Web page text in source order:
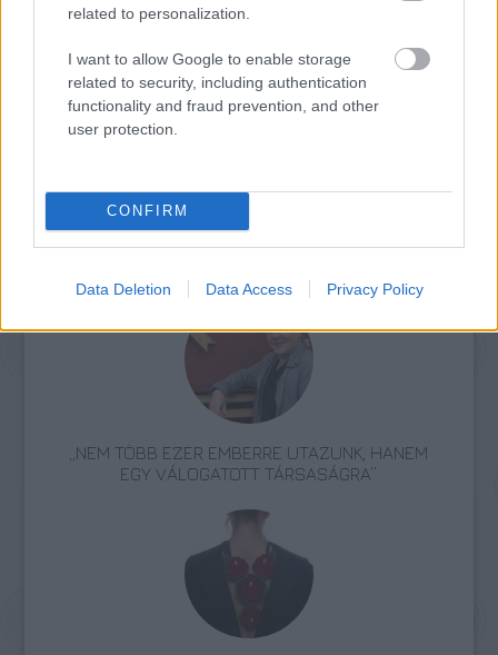
related to personalization.
I want to allow Google to enable storage
related to security, including authentication
functionality and fraud prevention, and other
user protection.
CONFIRM
Data Deletion Data Access Privacy Policy
London Festészet Kortárs Képző Installáció
„NEM TÖBB EZER EMBERRE UTAZUNK, HANEM
EGY VÁLOGATOTT TÁRSASÁGRA”